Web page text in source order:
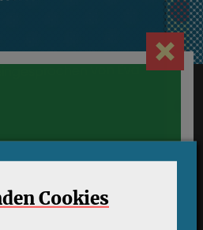
abspielen
Cookies